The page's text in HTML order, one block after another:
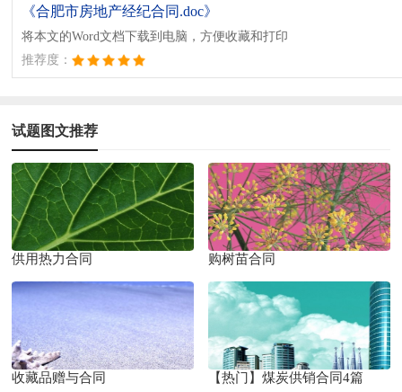
《合肥市房地产经纪合同.doc》
将本文的Word文档下载到电脑，方便收藏和打印
推荐度：
试题图文推荐
供用热力合同 购树苗合同
收藏品赠与合同 【热门】煤炭供销合同4篇